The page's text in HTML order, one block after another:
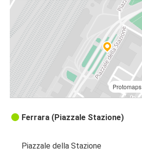
Protomaps
Ferrara (Piazzale Stazione)
Piazzale della Stazione